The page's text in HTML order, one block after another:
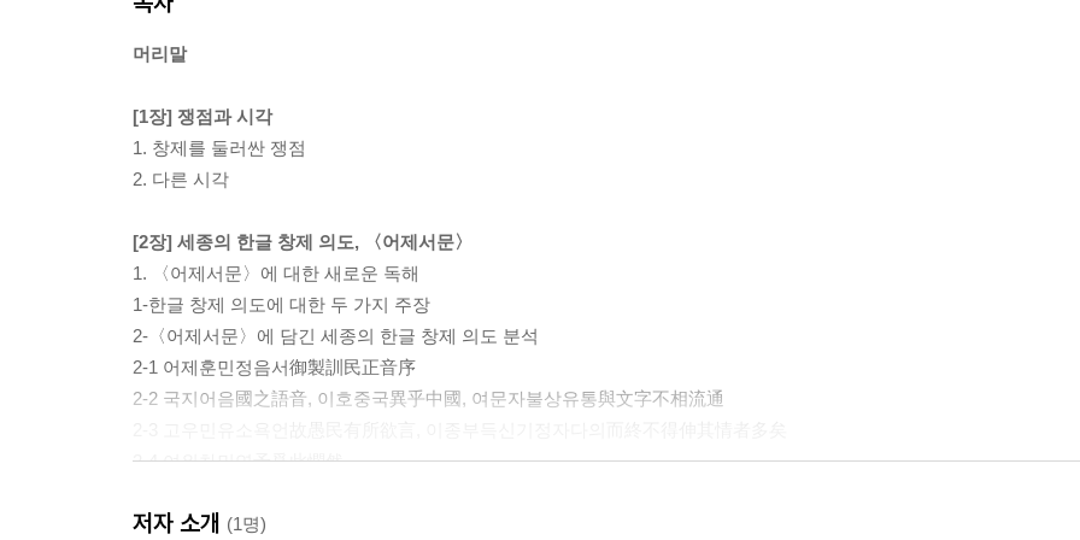
머리말
[1장] 쟁점과 시각
1. 창제를 둘러싼 쟁점
2. 다른 시각
[2장] 세종의 한글 창제 의도, 〈어제서문〉
1. 〈어제서문〉에 대한 새로운 독해
1-한글 창제 의도에 대한 두 가지 주장
2-〈어제서문〉에 담긴 세종의 한글 창제 의도 분석
2‐1 어제훈민정음서御製訓民正音序
2‐2 국지어음國之語音, 이호중국異乎中國, 여문자불상유통與文字不相流通
2‐4 여위차민연予爲此憫然
2‐6 욕사인인이습편어일용이欲使人人易習便於日用耳
저자 소개 (1명)